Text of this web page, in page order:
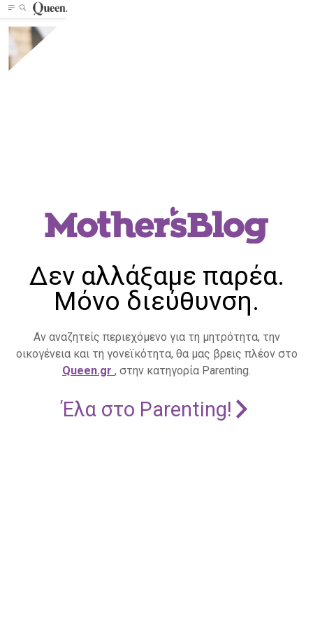
Δεν αλλάξαμε παρέα.
Μόνο διεύθυνση.
Αν αναζητείς περιεχόμενο για τη μητρότητα, την
οικογένεια και τη γονεϊκότητα, θα μας βρεις πλέον στο
Queen.gr , στην κατηγορία Parenting.
Έλα στο Parenting!